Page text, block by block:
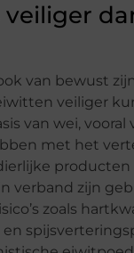
veiliger
van bewust
veiliger
van wei, vooral
met het
verband zijn
zoals